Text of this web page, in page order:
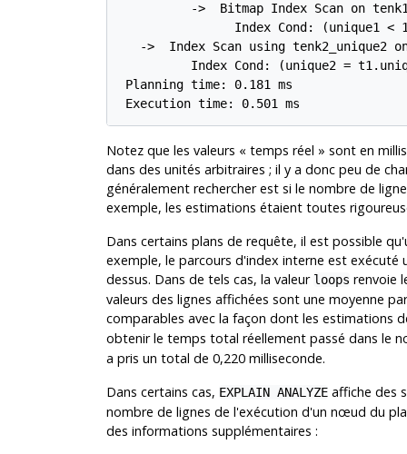
->  Bitmap Index Scan on
Index Cond: (unique1 <
->  Index Scan using tenk2_unique2
Index Cond: (unique2 =
Planning time: 0.181 ms
Execution time: 0.501 ms
Notez que les valeurs « temps réel » sont en
dans des unités arbitraires ; il y a donc peu de
généralement rechercher est si le nombre de
exemple, les estimations étaient toutes
Dans certains plans de requête, il est possible
exemple, le parcours d'index interne est exécuté
dessus. Dans de tels cas, la valeur loops renvoie
valeurs des lignes affichées sont une moyenne
comparables avec la façon dont les estimations
obtenir le temps total réellement passé dans le
a pris un total de 0,220 milliseconde.
Dans certains cas, EXPLAIN ANALYZEaffiche des
nombre de lignes de l'exécution d'un nœud du
des informations supplémentaires :